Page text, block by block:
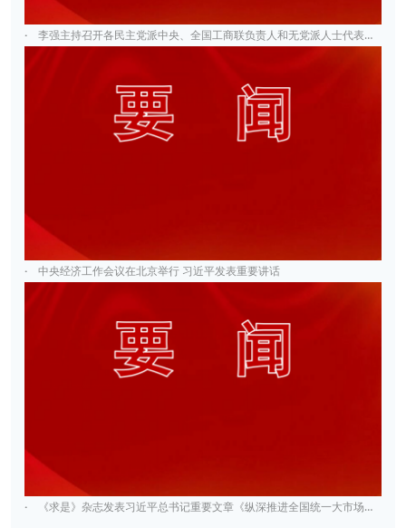
· 李强主持召开各民主党派中央、全国工商联负责人和无党派人士代表座谈会
· 中央经济工作会议在北京举行 习近平发表重要讲话
· 《求是》杂志发表习近平总书记重要文章《纵深推进全国统一大市场建设》